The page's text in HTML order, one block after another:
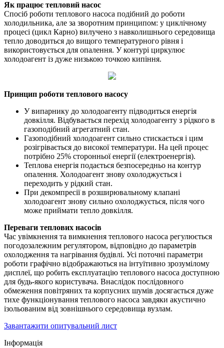
Як працює тепловий насос
Спосіб роботи теплового насоса подібний до роботи
холодильника, але за зворотним принципом: у циклічному
процесі (цикл Карно) вилучено з навколишнього середовища
тепло доводиться до вищого температурного рівня і
використовується для опалення. У контурі циркулює
холодоагент із дуже низькою точкою кипіння.
Принцип роботи теплового насосу
У випарнику до холодоагенту підводиться енергія
довкілля. Відбувається перехід холодоагенту з рідкого в
газоподібний агрегатний стан.
Газоподібний холодоагент сильно стискається і цим
розігрівається до високої температури. На цей процес
потрібно 25% сторонньої енергії (електроенергія).
Теплова енергія подається безпосередньо на контур
опалення. Холодоагент знову охолоджується і
переходить у рідкий стан.
При декомпресії в розширювальному клапані
холодоагент знову сильно охолоджується, після чого
може приймати тепло довкілля.
Переваги теплових насосів
Час увімкнення та вимкнення теплового насоса регулюється
погодозалежним регулятором, відповідно до параметрів
охолодження та нагрівання будівлі. Усі поточні параметри
роботи графічно відображаються на інтуїтивно зрозумілому
дисплеї, що робить експлуатацію теплового насоса доступною
для будь-якого користувача. Внаслідок послідовного
обмеження повітряних та корпусних шумів досягається дуже
тихе функціонування теплового насоса завдяки акустично
ізольованим від зовнішнього середовища вузлам.
Завантажити опитувальний лист
Інформація